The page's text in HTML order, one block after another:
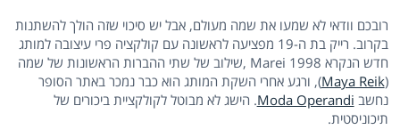
רובכם וודאי לא שמעו את שמה מעולם, אבל יש סיכוי שזה הולך להשתנות
בקרוב. רייק בת ה-19 מפציעה לראשונה עם קולקציה פרי עיצובה למותג
חדש הנקרא 1998 Marei ,שילוב של שתי ההברות הראשונות של שמה
(
Maya Reik), ורגע אחרי השקת המותג הוא כבר נמכר באתר הסופר
נחשב Moda Operandi. הישג לא מבוטל לקולקציית ביכורים של
תיכוניסטית.